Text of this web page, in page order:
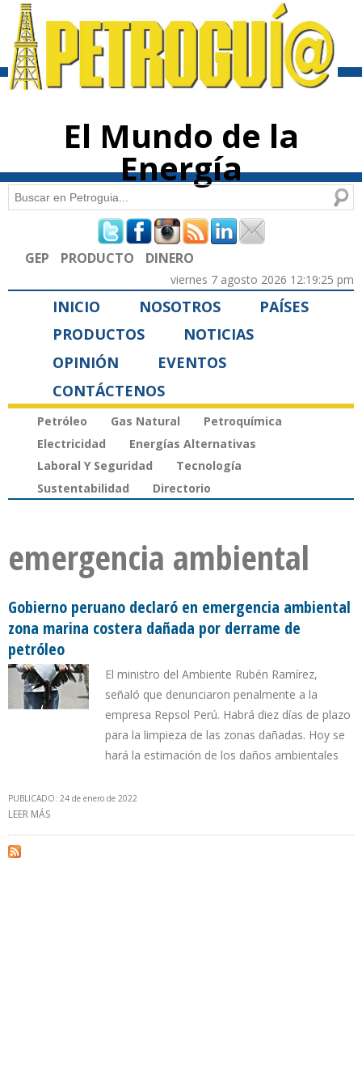
contenido
El Mundo de la
Energía
Formulario de búsqueda
Buscar
GEP PRODUCTO DINERO
viernes 7 agosto 2026 12:19:25 pm
INICIO NOSOTROS
PAÍSES
PRODUCTOS
NOTICIAS
OPINIÓN
EVENTOS
CONTÁCTENOS
Petróleo Gas Natural
Petroquímica
Electricidad
Energías Alternativas
Laboral Y Seguridad
Tecnología
Sustentabilidad
Directorio
emergencia ambiental
Gobierno peruano declaró en emergencia ambiental
zona marina costera dañada por derrame de
petróleo
El ministro del Ambiente Rubén Ramírez,
señaló que denunciaron penalmente a la
empresa Repsol Perú. Habrá diez días de plazo
para la limpieza de las zonas dañadas. Hoy se
hará la estimación de los daños ambientales
PUBLICADO: 24 de enero de 2022
LEER MÁS